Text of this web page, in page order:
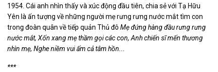
1954. Cái anh nhìn thấy và xúc động đầu tiên, chia sẻ với Tạ Hữu
Yên là ấn tượng về những người mẹ rưng rưng nước mắt tìm con
trong đoàn quân về tiếp quản Thủ đô Mẹ đứng hàng đầu rưng rưng
nước mắt, Xốn xang mẹ thầm gọi các con, Anh chiến sĩ mến thương
nhìn mẹ, Nghe niềm vui ấm cả tâm hồn...
***